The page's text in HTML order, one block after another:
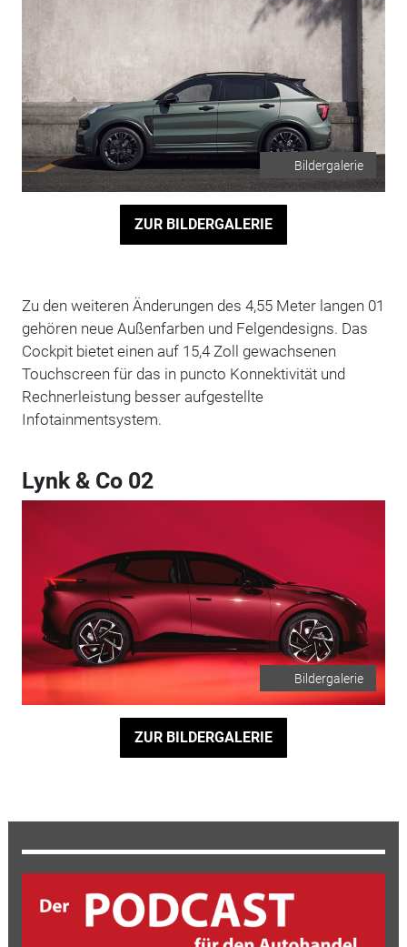
Bildergalerie
ZUR BILDERGALERIE
Zu den weiteren Änderungen des 4,55 Meter langen 01
gehören neue Außenfarben und Felgendesigns. Das
Cockpit bietet einen auf 15,4 Zoll gewachsenen
Touchscreen für das in puncto Konnektivität und
Rechnerleistung besser aufgestellte
Infotainmentsystem.
Lynk & Co 02
Bildergalerie
ZUR BILDERGALERIE